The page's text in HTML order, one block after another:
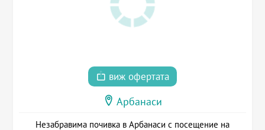
виж офертата
Арбанаси
Незабравима почивка в Арбанаси с посещение на